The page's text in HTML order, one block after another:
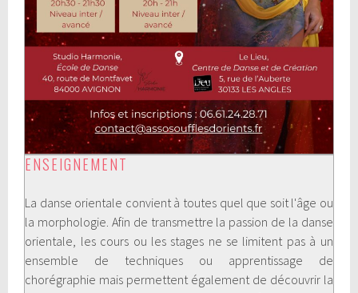
ENSEIGNEMENT
La danse orientale convient à toutes quel que soit l'âge ou
la morphologie. Afin de transmettre la passion de la danse
orientale, les cours ou les stages ne se limitent pas à un
ensemble de techniques ou apprentissage de
chorégraphie mais permettent également de découvrir la